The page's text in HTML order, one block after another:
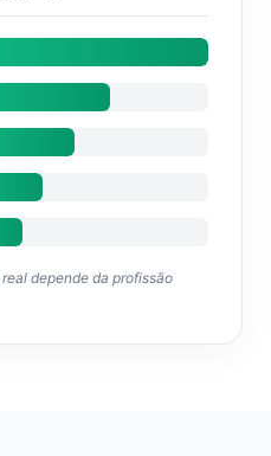
depende da profissão